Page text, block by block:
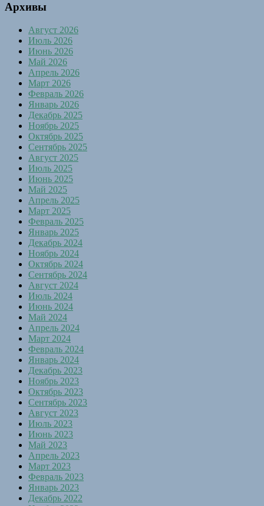
Архивы
Август 2026
Июль 2026
Июнь 2026
Май 2026
Апрель 2026
Март 2026
Февраль 2026
Январь 2026
Декабрь 2025
Ноябрь 2025
Октябрь 2025
Сентябрь 2025
Август 2025
Июль 2025
Июнь 2025
Май 2025
Апрель 2025
Март 2025
Февраль 2025
Январь 2025
Декабрь 2024
Ноябрь 2024
Октябрь 2024
Сентябрь 2024
Август 2024
Июль 2024
Июнь 2024
Май 2024
Апрель 2024
Март 2024
Февраль 2024
Январь 2024
Декабрь 2023
Ноябрь 2023
Октябрь 2023
Сентябрь 2023
Август 2023
Июль 2023
Июнь 2023
Май 2023
Апрель 2023
Март 2023
Февраль 2023
Январь 2023
Декабрь 2022